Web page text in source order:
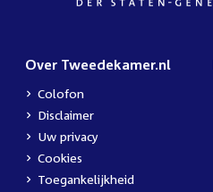
Over Tweedekamer.nl
Colofon
Disclaimer
Uw privacy
Cookies
Toegankelijkheid